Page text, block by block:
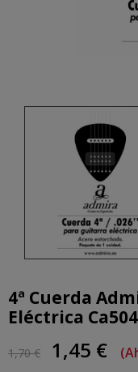
4ª Cuerda
Eléctrica
1,70 € 1,45 €